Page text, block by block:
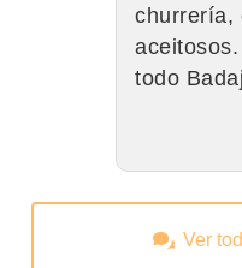
churrería,
todo
Ver